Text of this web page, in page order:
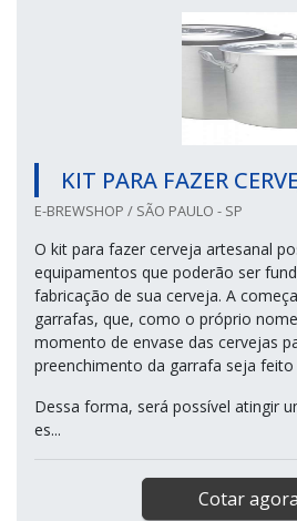
KIT PARA FAZER
E-BREWSHOP / SÃO PAULO - SP
O kit para fazer cerveja artesanal
equipamentos que poderão ser
fabricação de sua cerveja. A
garrafas, que, como o próprio
momento de envase das cervejas
preenchimento da garrafa seja
Dessa forma, será possível atingir
es...
Cotar agora